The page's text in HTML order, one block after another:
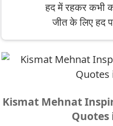
हद में रहकर कभी
जीत के लिए हद
Kismat Mehnat
Quotes